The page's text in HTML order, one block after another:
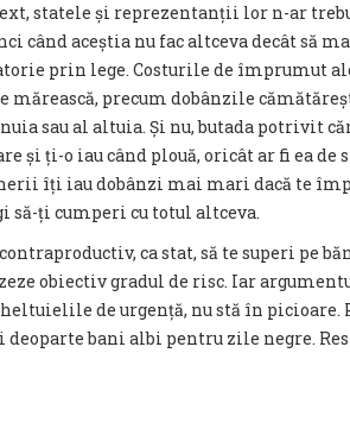
statele și reprezentanții lor n-ar
când aceștia nu fac altceva decât să
prin lege. Costurile de împrumut
mărească, precum dobânzile
sau al altuia. Și nu, butada potrivit
și ți-o iau când plouă, oricât ar fi ea
îți iau dobânzi mai mari dacă te
să-ți cumperi cu totul altceva.
ca stat, să te superi pe
obiectiv gradul de risc. Iar
de urgență, nu stă în picioare.
deoparte bani albi pentru zile negre.